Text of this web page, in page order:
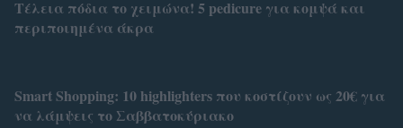
Τέλεια πόδια το χειμώνα! 5 pedicure για κομψά και
περιποιημένα άκρα
Smart Shopping: 10 highlighters που κοστίζουν ως 20€ για
να λάμψεις το Σαββατοκύριακο